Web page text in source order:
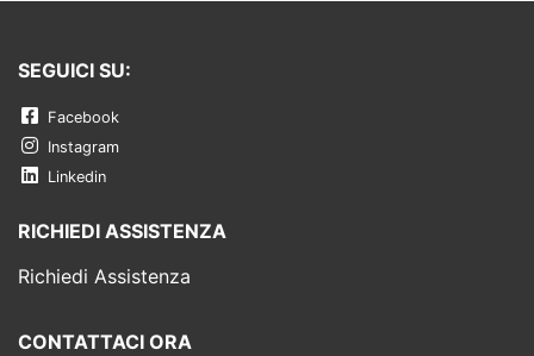
SEGUICI SU:
Facebook
Instagram
Linkedin
RICHIEDI ASSISTENZA
Richiedi Assistenza
CONTATTACI ORA